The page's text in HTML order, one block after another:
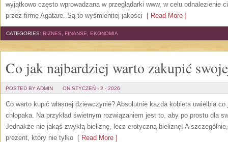
wyjątkowo często wprowadzana w przeglądarki www, w celu odnalezienie
przez firmę Agatare. Są to wyśmienitej jakości [ Read More ]
CATEGORIES: BIZNES, FINANSE, EKONOMIA
Co jak najbardziej warto zakupić
POSTED BY ADMIN ON STYCZEŃ - 2 - 2026
Co warto kupić własnej dziewczynie? Absolutnie każda kobieta uwielbia
chłopaka. Na przykład świetnym rozwiązaniem jest to, aby po prostu dla
Jednakże nie jakąś zwykłą bieliznę, lecz erotyczną bieliznę! A
prezent, który nie tylko [ Read More ]